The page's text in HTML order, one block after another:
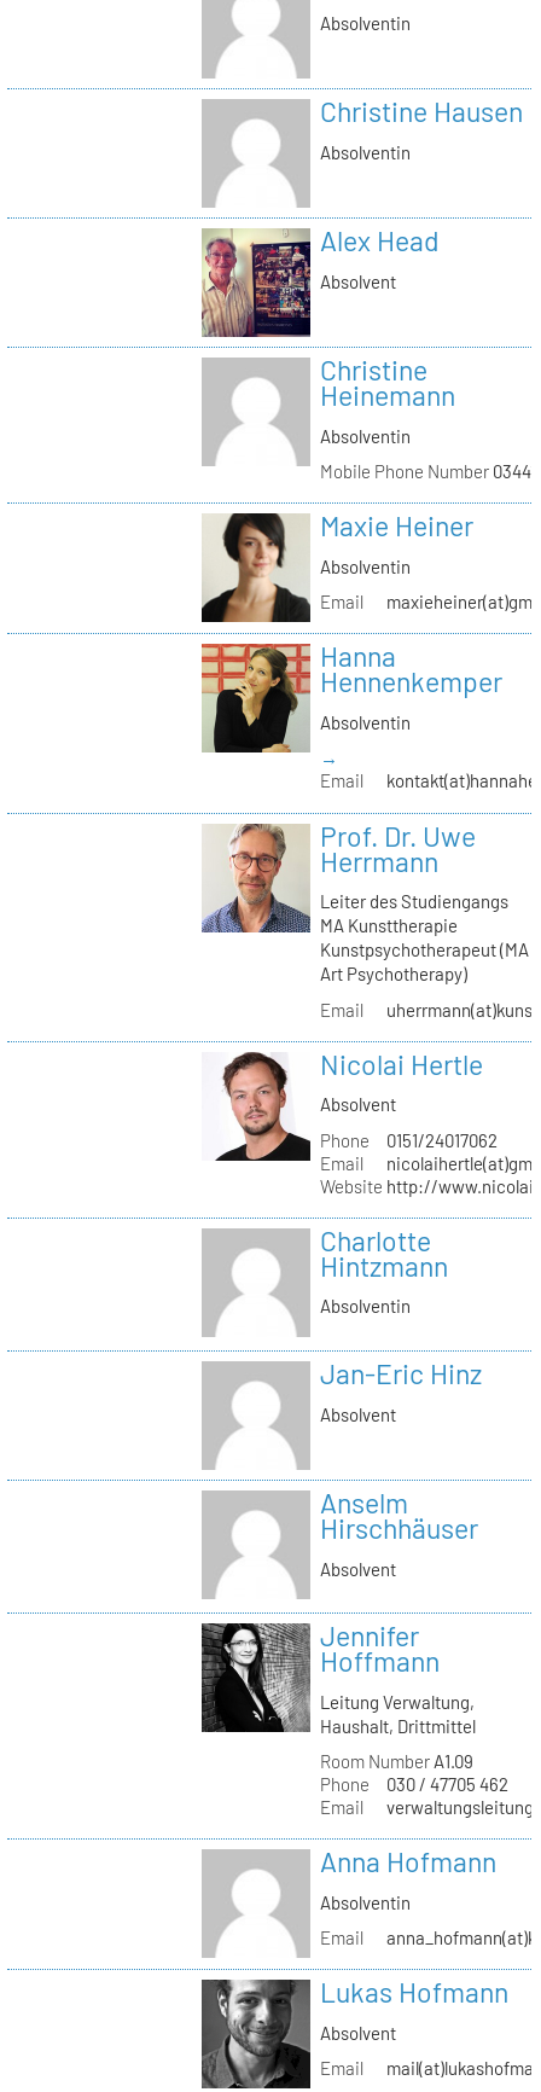
Absolventin
Christine Hausen
Absolventin
Alex Head
Absolvent
Christine
Heinemann
Absolventin
Mobile Phone Number
Maxie Heiner
Absolventin
Email
Hanna
Hennenkemper
Absolventin
→
Email
Prof. Dr. Uwe
Herrmann
Leiter des Studiengangs
MA Kunsttherapie
Kunstpsychotherapeut (MA
Art Psychotherapy)
Email
Nicolai Hertle
Absolvent
Phone
0151/24017062
Email
Website http://
Charlotte
Hintzmann
Absolventin
Jan-Eric Hinz
Absolvent
Anselm
Hirschhäuser
Absolvent
Jennifer
Hoffmann
Leitung Verwaltung,
Haushalt, Drittmittel
Room NumberA1.09
Phone
030 / 47705 462
Email
Anna Hofmann
Absolventin
Email
Lukas Hofmann
Absolvent
Email